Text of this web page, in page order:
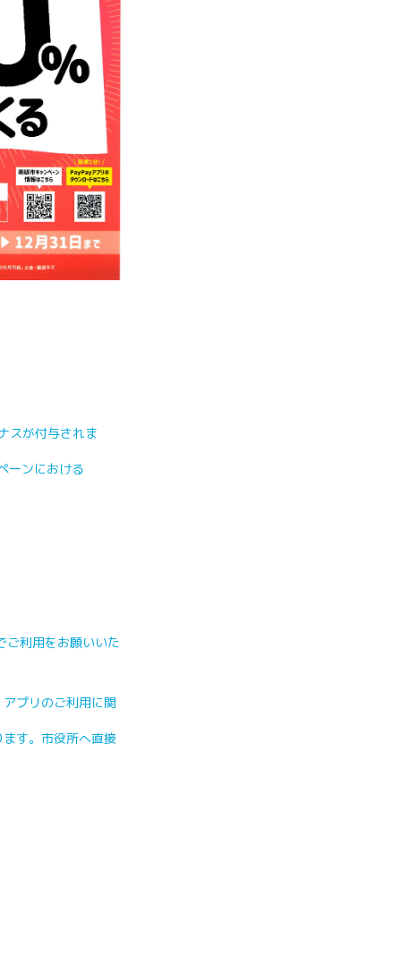
スが付与されま
ーンにおける
利用をお願いいた
プリのご利用に関
す。市役所へ直接